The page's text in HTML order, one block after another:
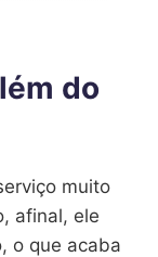
do
muito
afinal, ele
o que acaba